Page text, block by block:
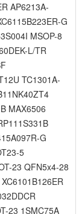
AP6213A-
G
MSOP-8
L/TR
TC1301A-
MAX6506
G
5
23 QFN5x4-28
23 1SMC75A